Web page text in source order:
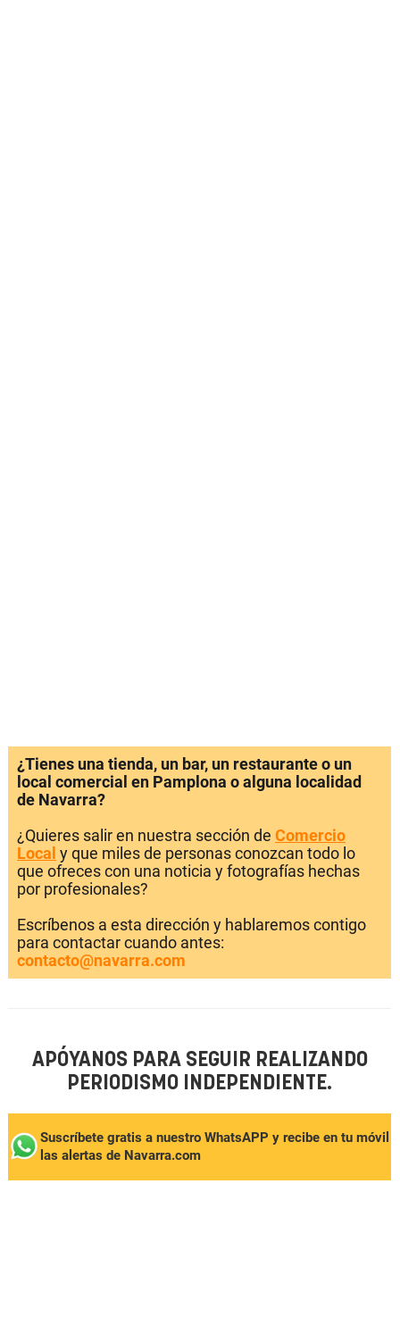
¿Tienes una tienda, un bar, un restaurante o un
local comercial en Pamplona o alguna localidad
de Navarra?
¿Quieres salir en nuestra sección de Comercio
Local y que miles de personas conozcan todo lo
que ofreces con una noticia y fotografías hechas
por profesionales?
Escríbenos a esta dirección y hablaremos contigo
para contactar cuando antes:
contacto@navarra.com
APÓYANOS PARA SEGUIR REALIZANDO
PERIODISMO INDEPENDIENTE.
Suscríbete gratis a nuestro WhatsAPP y recibe en tu móvil
las alertas de Navarra.com